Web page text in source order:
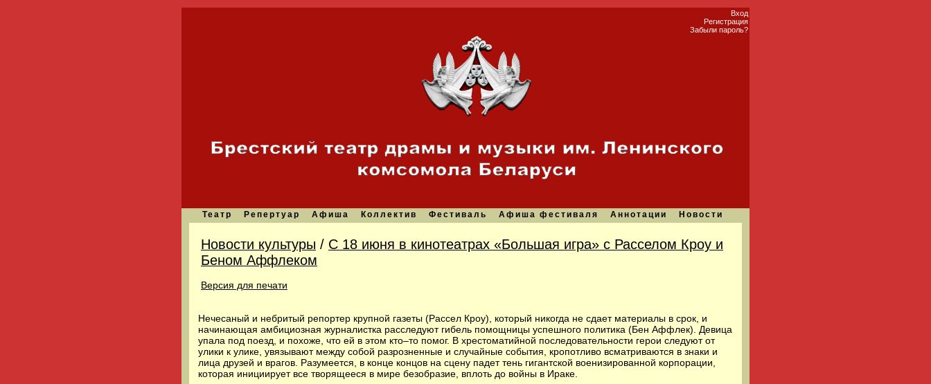
Вход
Регистрация
Забыли пароль?
Театр Репертуар Афиша Коллектив Фестиваль Афиша фестиваля Аннотации Новости
Новости культуры / С 18 июня в кинотеатрах «Большая игра» с Расселом Кроу и
Беном Аффлеком
Версия для печати
Нечесаный и небритый репортер крупной газеты (Рассел Кроу), который никогда не сдает материалы в срок, и
начинающая амбициозная журналистка расследуют гибель помощницы успешного политика (Бен Аффлек). Девица
упала под поезд, и похоже, что ей в этом кто–то помог. В хрестоматийной последовательности герои следуют от
улики к улике, увязывают между собой разрозненные и случайные события, кропотливо всматриваются в знаки и
лица друзей и врагов. Разумеется, в конце концов на сцену падет тень гигантской военизированной корпорации,
которая инициирует все творящееся в мире безобразие, вплоть до войны в Ираке.